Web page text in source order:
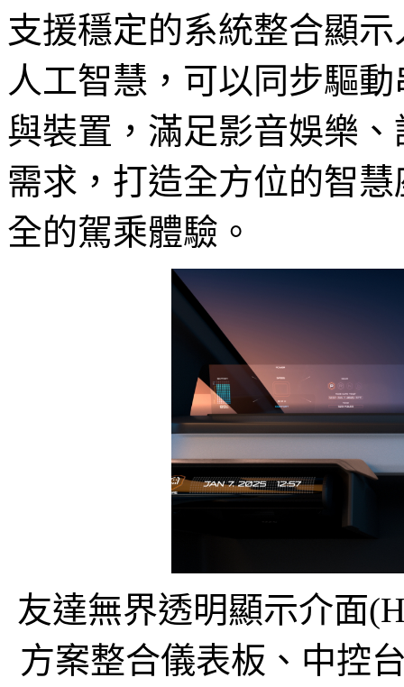
支援穩定的系統整合顯
人工智慧，可以同步驅
與裝置，滿足影音娛樂
需求，打造全方位的智
全的駕乘體驗。
友達無界透明顯示介面
方案整合儀表板、中控